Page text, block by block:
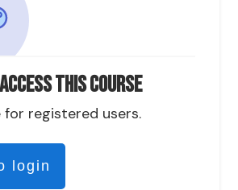
this course
for registered users.
login